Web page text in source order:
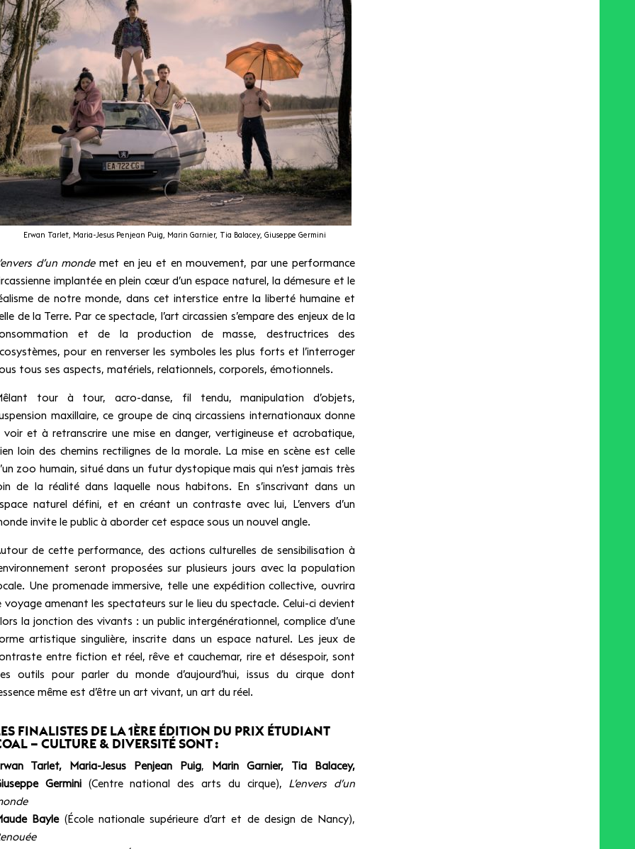
Erwan Tarlet, Maria-Jesus Penjean Puig, Marin Garnier, Tia Balacey, Giuseppe Germini
d’un mondemet en jeu et en mouvement, par une performance
implantée en plein cœur d’un espace naturel, la démesure et le
de notre monde, dans cet interstice entre la liberté humaine et
de la Terre. Par ce spectacle, l’art circassien s’empare des enjeux de la
et de la production de masse, destructrices des
pour en renverser les symboles les plus forts et l’interroger
tous ses aspects, matériels, relationnels, corporels, émotionnels.
tour à tour, acro-danse, fil tendu, manipulation d’objets,
maxillaire, ce groupe de cinq circassiens internationaux donne
voir et à retranscrire une mise en danger, vertigineuse et acrobatique,
loin des chemins rectilignes de la morale. La mise en scène est celle
zoo humain, situé dans un futur dystopique mais qui n’est jamais très
de la réalité dans laquelle nous habitons. En s’inscrivant dans un
naturel défini, et en créant un contraste avec lui, L’envers d’un
invite le public à aborder cet espace sous un nouvel angle.
de cette performance, des actions culturelles de sensibilisation à
seront proposées sur plusieurs jours avec la population
Une promenade immersive, telle une expédition collective, ouvrira
voyage amenant les spectateurs sur le lieu du spectacle. Celui-ci devient
la jonction des vivants : un public intergénérationnel, complice d’une
artistique singulière, inscrite dans un espace naturel. Les jeux de
entre fiction et réel, rêve et cauchemar, rire et désespoir, sont
outils pour parler du monde d’aujourd’hui, issus du cirque dont
même est d’être un art vivant, un art du réel.
FINALISTES DE LA 1ÈRE ÉDITION DU PRIX ÉTUDIANT
– CULTURE & DIVERSITÉ SONT :
Tarlet, Maria-Jesus Penjean Puig, Marin Garnier,
Tia Balacey,
Germini(Centre national des arts du cirque), L’envers d’un
Bayle(École nationale supérieure d’art et de design de Nancy),